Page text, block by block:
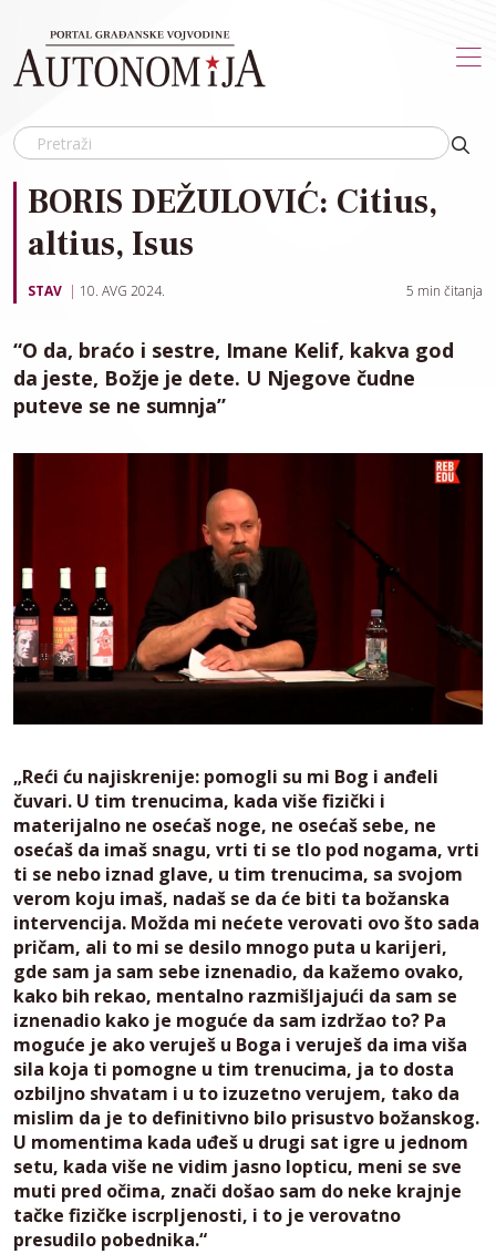
BORIS DEŽULOVIĆ: Citius,
altius, Isus
STAV 10. AVG 2024. 5 min čitanja
“O da, braćo i sestre, Imane Kelif, kakva god
da jeste, Božje je dete. U Njegove čudne
puteve se ne sumnja”
„Reći ću najiskrenije: pomogli su mi Bog i anđeli
čuvari. U tim trenucima, kada više fizički i
materijalno ne osećaš noge, ne osećaš sebe, ne
osećaš da imaš snagu, vrti ti se tlo pod nogama, vrti
ti se nebo iznad glave, u tim trenucima, sa svojom
verom koju imaš, nadaš se da će biti ta božanska
intervencija. Možda mi nećete verovati ovo što sada
pričam, ali to mi se desilo mnogo puta u karijeri,
gde sam ja sam sebe iznenadio, da kažemo ovako,
kako bih rekao, mentalno razmišljajući da sam se
iznenadio kako je moguće da sam izdržao to? Pa
moguće je ako veruješ u Boga i veruješ da ima viša
sila koja ti pomogne u tim trenucima, ja to dosta
ozbiljno shvatam i u to izuzetno verujem, tako da
mislim da je to definitivno bilo prisustvo božanskog.
U momentima kada uđeš u drugi sat igre u jednom
setu, kada više ne vidim jasno lopticu, meni se sve
muti pred očima, znači došao sam do neke krajnje
tačke fizičke iscrpljenosti, i to je verovatno
presudilo pobednika.“